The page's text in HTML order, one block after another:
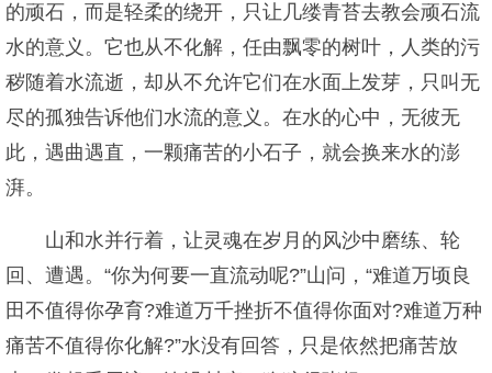
的顽石，而是轻柔的绕开，只让几缕青苔去教会顽石流
水的意义。它也从不化解，任由飘零的树叶，人类的污
秽随着水流逝，却从不允许它们在水面上发芽，只叫无
尽的孤独告诉他们水流的意义。在水的心中，无彼无
此，遇曲遇直，一颗痛苦的小石子，就会换来水的澎
湃。
山和水并行着，让灵魂在岁月的风沙中磨练、轮
回、遭遇。“你为何要一直流动呢?”山问，“难道万顷良
田不值得你孕育?难道万千挫折不值得你面对?难道万种
痛苦不值得你化解?”水没有回答，只是依然把痛苦放